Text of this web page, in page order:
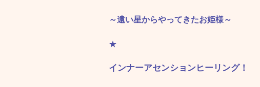
～遠い星からやってきたお姫様～
★
インナーアセンションヒーリング！